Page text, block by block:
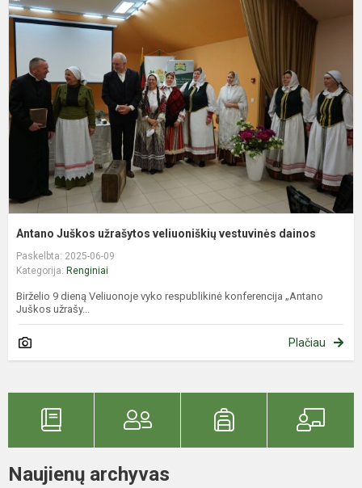
Antano Juškos užrašytos veliuoniškių vestuvinės dainos
Paskelbta: 2025-06-09
Kategorija: Renginiai
Birželio 9 dieną Veliuonoje vyko respublikinė konferencija „Antano
Juškos užrašy...
Plačiau
Naujienų archyvas